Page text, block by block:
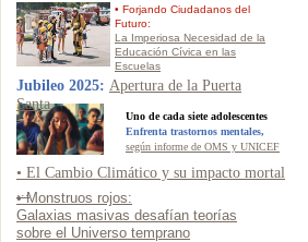
• El Cambio Climático y su impacto mortal
...
• Monstruos rojos:
Galaxias masivas desafían teorías
sobre el Universo temprano
Uno de cada siete adolescentes
Enfrenta trastornos mentales,
según informe de OMS y UNICEF
Jubileo 2025: Apertura de la Puerta
Santa
• Forjando Ciudadanos del
Futuro:
La Imperiosa Necesidad de la
Educación Cívica en las
Escuelas